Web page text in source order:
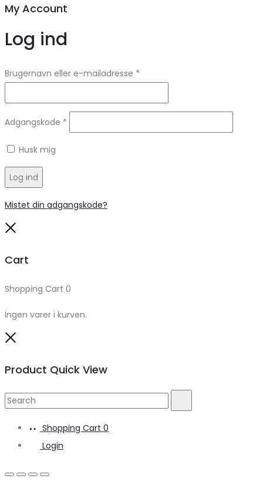
My Account
Log ind
Brugernavn eller e-mailadresse *
Adgangskode *
Husk mig
Log ind
Mistet din adgangskode?
Cart
Shopping Cart 0
Ingen varer i kurven.
Product Quick View
Search
Shopping Cart 0
Login